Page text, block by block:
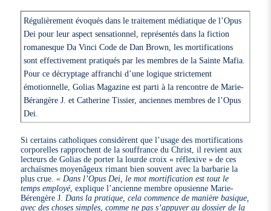
Régulièrement évoqués dans le traitement médiatique de l’Opus
Dei pour leur aspect sensationnel, représentés dans la fiction
romanesque Da Vinci Code de Dan Brown, les mortifications
sont effectivement pratiqués par les membres de la Sainte Mafia.
Pour ce décryptage affranchi d’une logique strictement
émotionnelle, Golias Magazine est parti à la rencontre de Marie-
Bérangère J. et Catherine Tissier, anciennes membres de l’Opus
Dei.
Si certains catholiques considèrent que l’usage des mortifications
corporelles rapprochent de la souffrance du Christ, il revient aux
lecteurs de Golias de porter la lourde croix « réflexive » de ces
archaïsmes moyenâgeux rimant bien souvent avec la barbarie la
plus crue.« Dans l’Opus Dei, le mot mortification est tout le
temps employé, explique l’ancienne membre opusienne Marie-
Bérengère J.Dans la pratique, cela commence de manière basique,
avec des choses simples, comme ne pas s’appuyer au dossier de la